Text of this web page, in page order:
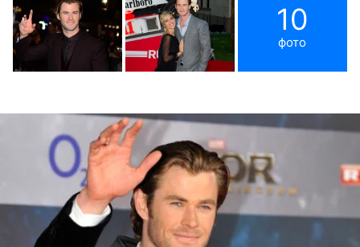
10
фото